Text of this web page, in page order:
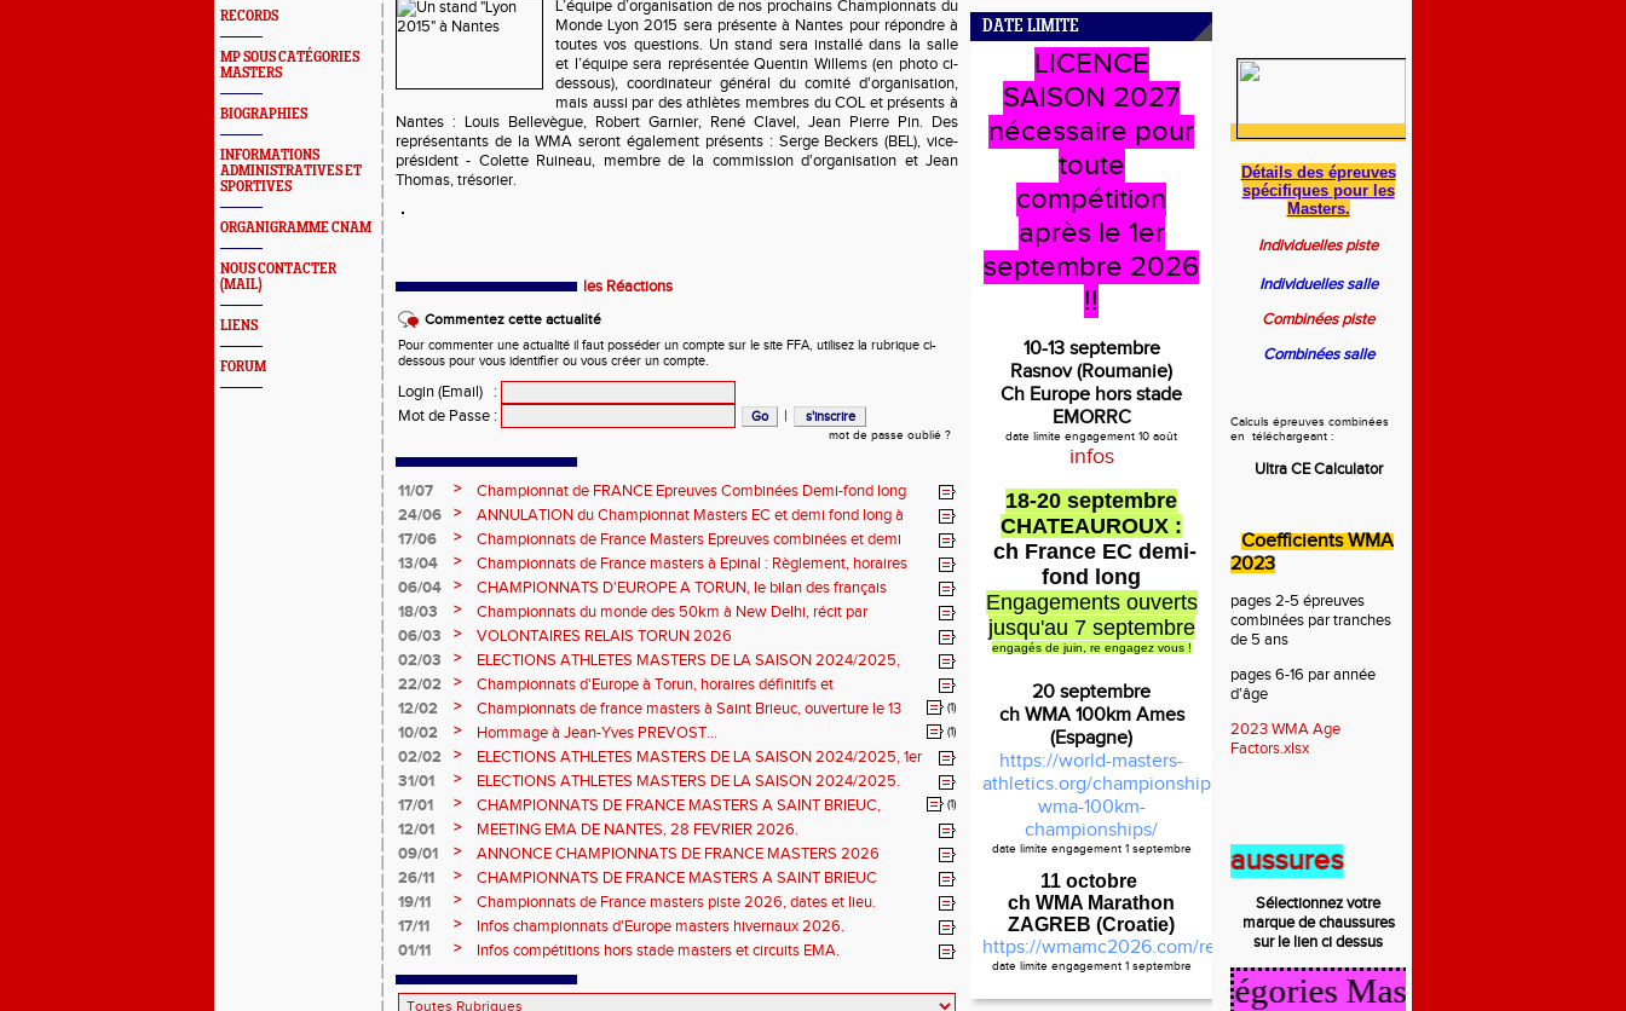
RECORDS
MP SOUS CATÉGORIES
MASTERS
BIOGRAPHIES
INFORMATIONS
ADMINISTRATIVES ET
SPORTIVES
ORGANIGRAMME CNAM
NOUS CONTACTER
(MAIL)
LIENS
FORUM
L’équipe d’organisation de nos prochains Championnats du
Monde Lyon 2015 sera présente à Nantes pour répondre à
toutes vos questions. Un stand sera installé dans la salle
et l’équipe sera représentée Quentin Willems (en photo ci-
dessous), coordinateur général du comité d'organisation,
mais aussi par des athlètes membres du COL et présents à
Nantes : Louis Bellevègue, Robert Garnier, René Clavel, Jean Pierre Pin. Des
représentants de la WMA seront également présents : Serge Beckers (BEL), vice-
président - Colette Ruineau, membre de la commission d'organisation et Jean
Thomas, trésorier.
les Réactions
Commentez cette actualité
Pour commenter une actualité il faut posséder un compte sur le site FFA, utilisez la rubrique ci-
dessous pour vous identifier ou vous créer un compte.
Login (Email)
:
Mot de Passe : |
mot de passe oublié ?
11/07 >
Championnat de FRANCE Epreuves Combinées Demi-fond long
et Marche CHATEAUROUX
24/06 >
ANNULATION du Championnat Masters EC et demi fond long à
Châteauroux les 27-28 juin
17/06 >
Championnats de France Masters Epreuves combinées et demi
fond long
13/04 >
Championnats de France masters à Epinal : Règlement, horaires
prévisionnels, montée de barres et minimas médailles
06/04 >
CHAMPIONNATS D'EUROPE A TORUN, le bilan des français
18/03
>
Championnats du monde des 50km à New Delhi, récit par
Sébastien DOUMENC.
06/03 >
VOLONTAIRES RELAIS TORUN 2026
02/03
>
ELECTIONS ATHLETES MASTERS DE LA SAISON 2024/2025,
2ème vote : athlètes hommes.
22/02 >
Championnats d'Europe à Torun, horaires définitifs et
informations...
12/02 >
Championnats de france masters à Saint Brieuc, ouverture le 13
février 2026.
(1)
10/02 > Hommage à Jean-Yves PREVOST... (1)
02/02 >
ELECTIONS ATHLETES MASTERS DE LA SAISON 2024/2025, 1er
vote : athlètes femmes.
31/01 >
ELECTIONS ATHLETES MASTERS DE LA SAISON 2024/2025.
17/01
>
CHAMPIONNATS DE FRANCE MASTERS A SAINT BRIEUC,
informations sur les inscriptions et report de la date limite.
(1)
12/01 >
MEETING EMA DE NANTES, 28 FEVRIER 2026.
09/01
>
ANNONCE CHAMPIONNATS DE FRANCE MASTERS 2026
ÉPREUVES COMBINÉES ET ÉPREUVES DE DEMI FOND LONG.
26/11 >
CHAMPIONNATS DE FRANCE MASTERS A SAINT BRIEUC
2026, site de l'organisation.
19/11 >
Championnats de France masters piste 2026, dates et lieu.
17/11
>
Infos championnats d'Europe masters hivernaux 2026.
01/11
> Infos compétitions hors stade masters et circuits EMA.
DATE LIMITE
LICENCE
SAISON 2027
nécessaire pour
toute
compétition
après le 1er
septembre 2026
!!
10-13 septembre
Rasnov (Roumanie)
Ch Europe hors stade
EMORRC
date limite engagement 10 août
infos
18-20 septembre
CHATEAUROUX :
ch France EC demi-
fond long
Engagements ouverts
jusqu'au 7 septembre
engagés de juin, re engagez vous !
20 septembre
ch WMA 100km Ames
(Espagne)
https://world-masters-
athletics.org/championships/2026-
wma-100km-
championships/
date limite engagement 1 septembre
11 octobre
ch WMA Marathon
ZAGREB (Croatie)
https://wmamc2026.com/register.html
date limite engagement 1 septembre
Détails des épreuves
spécifiques pour les
Masters.
Individuelles piste
Individuelles salle
Combinées piste
Combinées salle
Calculs épreuves combinées
en téléchargeant :
Ultra CE Calculator
Coefficients WMA
2023
pages 2-5 épreuves
combinées par tranches
de 5 ans
pages 6-16 par année
d'âge
2023 WMA Age
Factors.xlsx
Règlement des chaussures
Sélectionnez votre
marque de chaussures
sur le lien ci dessus
Calcul Catégories Masters 2025/2026